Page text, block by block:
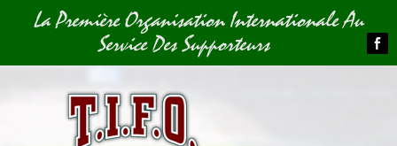
Image 02La Première Organisation Internationale Au
Service Des Supporteurs